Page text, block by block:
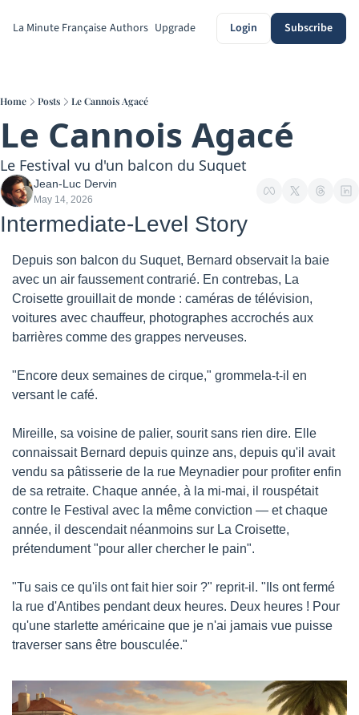
La Minute Française Authors Upgrade Login Subscribe
Home Posts Le Cannois Agacé
Le Cannois Agacé
Le Festival vu d'un balcon du Suquet
Jean-Luc Dervin
May 14, 2026
Intermediate-Level Story
Depuis son balcon du Suquet, Bernard observait la baie
avec un air faussement contrarié. En contrebas, La
Croisette grouillait de monde : caméras de télévision,
voitures avec chauffeur, photographes accrochés aux
barrières comme des grappes nerveuses.
"Encore deux semaines de cirque," grommela-t-il en
versant le café.
Mireille, sa voisine de palier, sourit sans rien dire. Elle
connaissait Bernard depuis quinze ans, depuis qu'il avait
vendu sa pâtisserie de la rue Meynadier pour profiter enfin
de sa retraite. Chaque année, à la mi-mai, il rouspétait
contre le Festival avec la même conviction — et chaque
année, il descendait néanmoins sur La Croisette,
prétendument "pour aller chercher le pain".
"Tu sais ce qu'ils ont fait hier soir ?" reprit-il. "Ils ont fermé
la rue d'Antibes pendant deux heures. Deux heures ! Pour
qu'une starlette américaine que je n'ai jamais vue puisse
traverser sans être bousculée."